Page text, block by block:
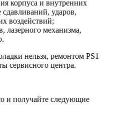
корпуса и внутренних
сдавливаний, ударов,
воздействий;
лазерного механизма,
нельзя, ремонтом PS1
сервисного центра.
и получайте следующие